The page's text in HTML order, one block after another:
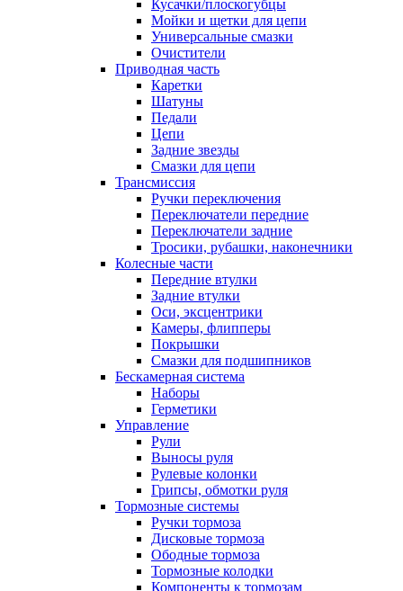
Кусачки/плоскогубцы
Мойки и щетки для цепи
Универсальные смазки
Очистители
Приводная часть
Каретки
Шатуны
Педали
Цепи
Задние звезды
Смазки для цепи
Трансмиссия
Ручки переключения
Переключатели передние
Переключатели задние
Тросики, рубашки, наконечники
Колесные части
Передние втулки
Задние втулки
Оси, эксцентрики
Камеры, флипперы
Покрышки
Смазки для подшипников
Бескамерная система
Наборы
Герметики
Управление
Рули
Выносы руля
Рулевые колонки
Грипсы, обмотки руля
Тормозные системы
Ручки тормоза
Дисковые тормоза
Ободные тормоза
Тормозные колодки
Компоненты к тормозам